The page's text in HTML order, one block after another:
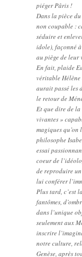
piéger Pâris !
Dans la pièce
non coupable :
séduire et
idole), façonné
au piège de leur
En fait, plaide
véritable
aurait passé les
le retour de
Et que dire de
vivantes »
magiques
philosophe
essai
coeur de
de reproduire
lui conférer
Plus tard, c’est
fantômes,
dans l’unique
seulement aux
inscrire
notre culture,
Genèse, après